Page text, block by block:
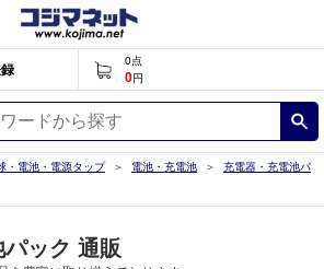
0点
0円
・電池・電源タップ 電池・充電池
充電器・充電池パ
ック 通販